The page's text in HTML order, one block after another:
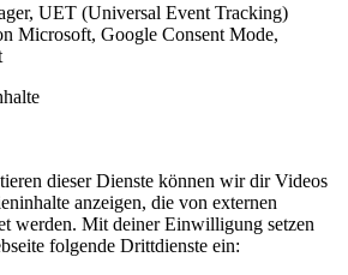
UET (Universal Event Tracking)
Microsoft, Google Consent Mode,
dieser Dienste können wir dir Videos
anzeigen, die von externen
werden. Mit deiner Einwilligung setzen
folgende Drittdienste ein: